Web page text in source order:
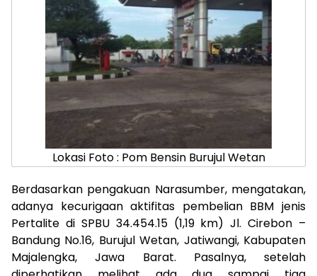
Lokasi Foto : Pom Bensin Burujul Wetan
Berdasarkan pengakuan Narasumber, mengatakan,
adanya kecurigaan aktifitas pembelian BBM jenis
Pertalite di SPBU 34.454.15 (1,19 km) Jl. Cirebon –
Bandung No.16, Burujul Wetan, Jatiwangi, Kabupaten
Majalengka, Jawa Barat. Pasalnya, setelah